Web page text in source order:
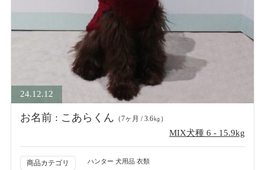
24.12.12
お名前 : こあらくん （7ヶ月 / 3.6㎏）
MIX犬種 6 - 15.9kg
商品カテゴリ ハンター 犬用品 衣類